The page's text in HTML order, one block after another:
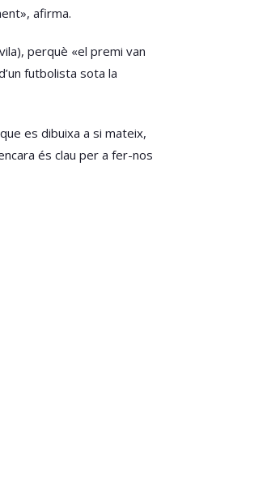
afirma.
perquè «el premi van
futbolista sota la
es dibuixa a si mateix,
és clau per a fer-nos